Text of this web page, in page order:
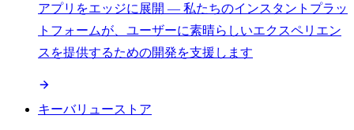
アプリをエッジに展開 — 私たちのインスタントプラッ
トフォームが、ユーザーに素晴らしいエクスペリエン
スを提供するための開発を支援します
キーバリューストア